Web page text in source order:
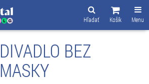
Menu
Košík
Hľadať
DIVADLO BEZ
MASKY